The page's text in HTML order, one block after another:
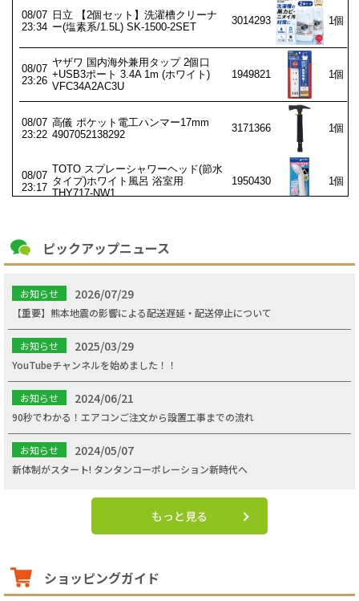
ピックアップニュース
お知らせ 2026/07/29
【重要】熊本地震の影響による配送遅延・配送停止について
お知らせ 2025/03/29
YouTubeチャンネルを始めました！！
お知らせ 2024/06/21
90秒でわかる！エアコンご注文から設置工事までの流れ
お知らせ 2024/05/07
新体制がスタート! タンタンコーポレーション新時代へ
もっと見る
ショッピングガイド